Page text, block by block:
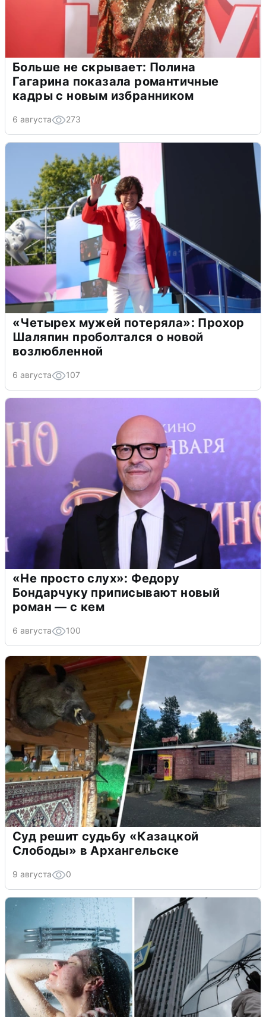
Больше не скрывает: Полина
Гагарина показала романтичные
кадры с новым избранником
6 августа 273
«Четырех мужей потеряла»: Прохор
Шаляпин проболтался о новой
возлюбленной
6 августа 107
«Не просто слух»: Федору
Бондарчуку приписывают новый
роман — с кем
6 августа 100
Суд решит судьбу «Казацкой
Слободы» в Архангельске
9 августа 0